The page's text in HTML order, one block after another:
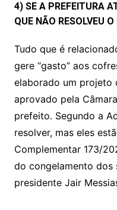
4) SE A PREFEITURA
QUE NÃO RESOLVEU
Tudo que é
gere “gasto” aos
elaborado um projeto
aprovado pela
prefeito. Segundo a
resolver, mas eles
Complementar 173/
do congelamento dos
presidente Jair